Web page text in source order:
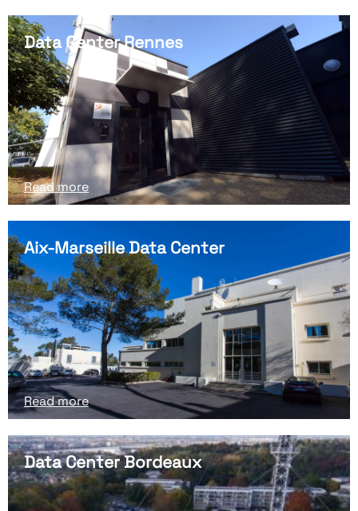
Data Center Rennes
Read more
Aix-Marseille Data Center
Read more
Data Center Bordeaux